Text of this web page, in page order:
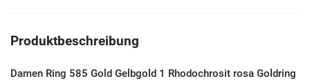
Produktbeschreibung
Damen Ring 585 Gold Gelbgold 1 Rhodochrosit rosa Goldring